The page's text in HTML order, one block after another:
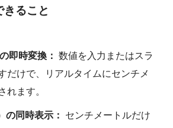
きること
即時変換： 数値を入力またはスラ
だけで、リアルタイムにセンチメ
れます。
の同時表示：
センチメートルだけ